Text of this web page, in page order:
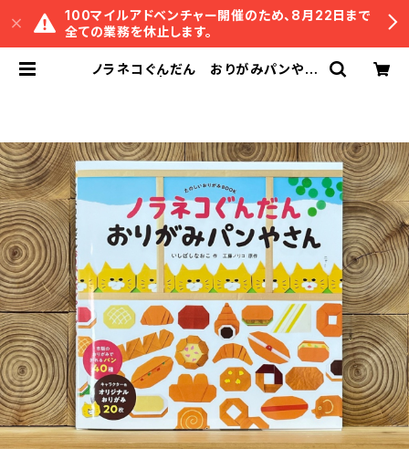
100マイルアドベンチャー開催のため、8月22日まで
全ての業務を休止します。
ノラネコぐんだん おりがみパンやさ